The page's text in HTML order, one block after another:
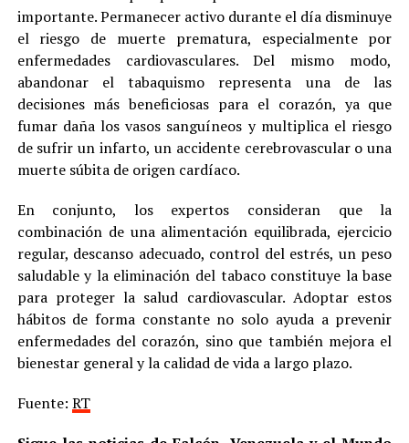
importante. Permanecer activo durante el día disminuye
el riesgo de muerte prematura, especialmente por
enfermedades cardiovasculares. Del mismo modo,
abandonar el tabaquismo representa una de las
decisiones más beneficiosas para el corazón, ya que
fumar daña los vasos sanguíneos y multiplica el riesgo
de sufrir un infarto, un accidente cerebrovascular o una
muerte súbita de origen cardíaco.
En conjunto, los expertos consideran que la
combinación de una alimentación equilibrada, ejercicio
regular, descanso adecuado, control del estrés, un peso
saludable y la eliminación del tabaco constituye la base
para proteger la salud cardiovascular. Adoptar estos
hábitos de forma constante no solo ayuda a prevenir
enfermedades del corazón, sino que también mejora el
bienestar general y la calidad de vida a largo plazo.
Fuente: RT